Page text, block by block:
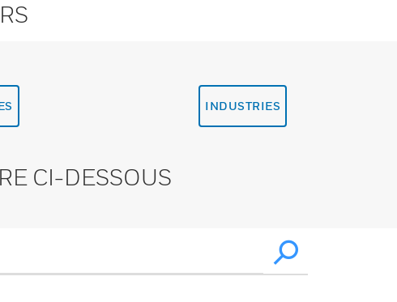
INDUSTRIES
CI-DESSOUS